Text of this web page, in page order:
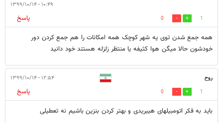
۱۰:۴۹ - ۱۳۹۹/۱۰/۱۴
1
0
پاسخ
همه جمع شدن توی یه شهر کوچک همه امکانات را هم جمع کردن دور
خودشون حالا میگن هوا کثیفه یا منتظر زلزله هستند خود دانید
روح ۱۲:۵۴ - ۱۳۹۹/۱۰/۱۴
1
0
پاسخ
باید به فکر اتومبیلهای هیبریدی و بهتر کردن بنزین باشیم نه تعطیلی